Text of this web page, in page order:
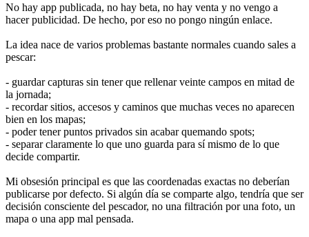
No hay app publicada, no hay beta, no hay venta y no vengo a
hacer publicidad. De hecho, por eso no pongo ningún enlace.
La idea nace de varios problemas bastante normales cuando sales a
pescar:
- guardar capturas sin tener que rellenar veinte campos en mitad de
la jornada;
- recordar sitios, accesos y caminos que muchas veces no aparecen
bien en los mapas;
- poder tener puntos privados sin acabar quemando spots;
- separar claramente lo que uno guarda para sí mismo de lo que
decide compartir.
Mi obsesión principal es que las coordenadas exactas no deberían
publicarse por defecto. Si algún día se comparte algo, tendría que ser
decisión consciente del pescador, no una filtración por una foto, un
mapa o una app mal pensada.